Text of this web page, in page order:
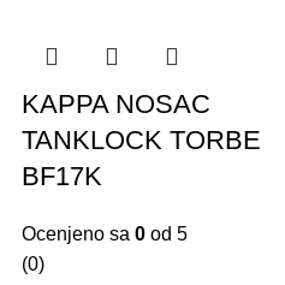
KAPPA NOSAC
TANKLOCK TORBE
BF17K
Ocenjeno sa 0 od 5
(0)